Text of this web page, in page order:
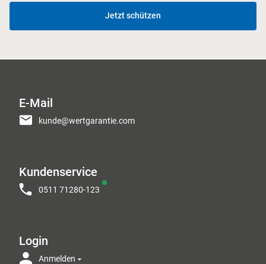
Jetzt schützen
E-Mail
kunde@wertgarantie.com
Kundenservice
0511 71280-123
Login
Anmelden